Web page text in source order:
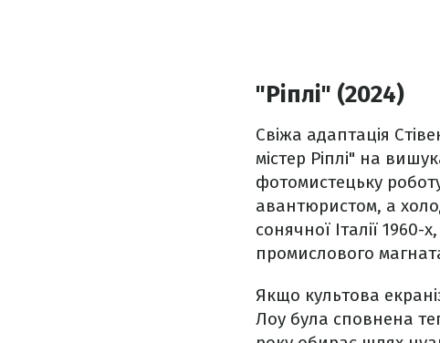
"Ріплі" (2024)
Свіжа адаптація
містер Ріплі" на
фотомистецьку
авантюристом, а
сонячної Італії
промислового
Якщо культова
Лоу була сповнена